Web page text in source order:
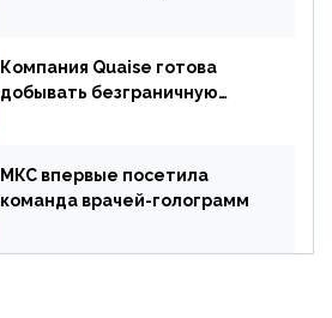
Компания Quaise готова
добывать безграничную
МКС впервые посетила
команда врачей-голограмм